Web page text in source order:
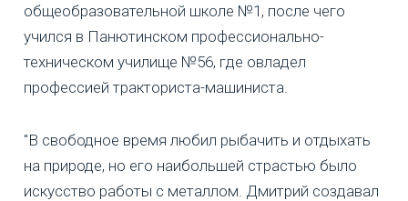
общеобразовательной школе №1, после чего
учился в Панютинском профессионально-
техническом училище №56, где овладел
профессией тракториста-машиниста.
"В свободное время любил рыбачить и отдыхать
на природе, но его наибольшей страстью было
искусство работы с металлом. Дмитрий создавал